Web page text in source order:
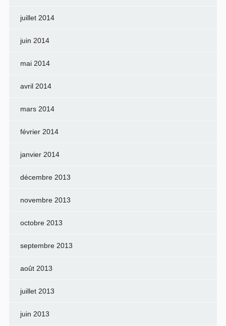
juillet 2014
juin 2014
mai 2014
avril 2014
mars 2014
février 2014
janvier 2014
décembre 2013
novembre 2013
octobre 2013
septembre 2013
août 2013
juillet 2013
juin 2013